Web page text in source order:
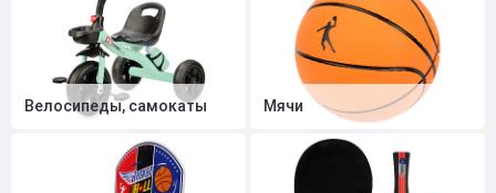
Велосипеды, самокаты Мячи